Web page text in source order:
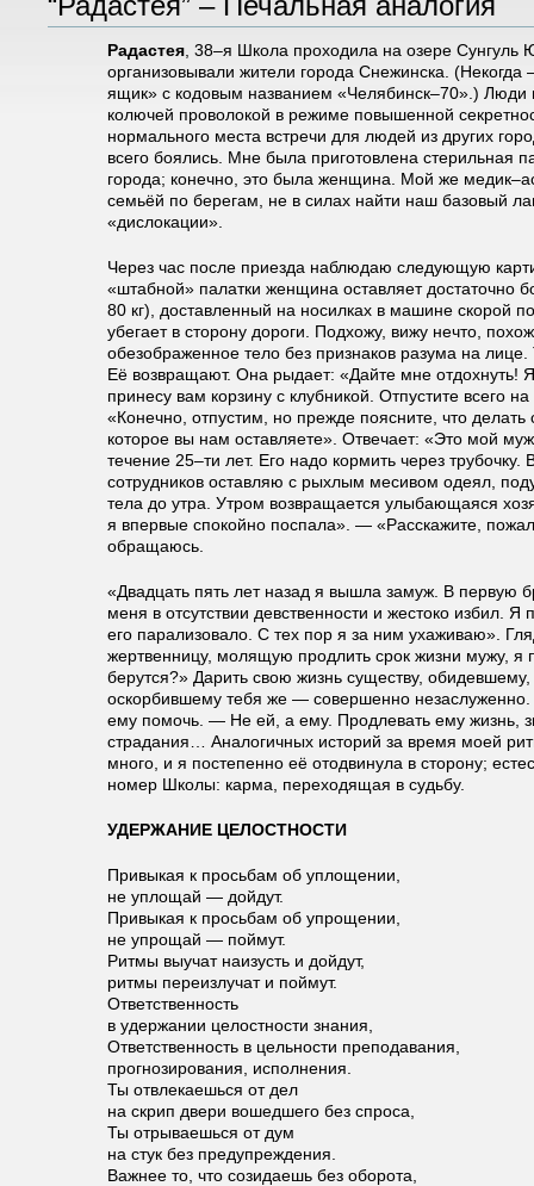
Радастея , 38–я Школа проходила на озере Сунгуль
организовывали жители города Снежинска.
ящик» с кодовым названием «Челябинск–70».) Люди
колючей проволокой в режиме повышенной
нормального места встречи для людей из других
всего боялись. Мне была приготовлена стерильная
города; конечно, это была женщина. Мой же
семьёй по берегам, не в силах найти наш базовый
«дислокации».
Через час после приезда наблюдаю следующую
«штабной» палатки женщина оставляет достаточно
80 кг), доставленный на носилках в машине скорой
убегает в сторону дороги. Подхожу, вижу нечто,
обезображенное тело без признаков разума на
Её возвращают. Она рыдает: «Дайте мне отдохнуть!
принесу вам корзину с клубникой. Отпустите всего
«Конечно, отпустим, но прежде поясните, что
которое вы нам оставляете». Отвечает: «Это мой
течение 25–ти лет. Его надо кормить через
сотрудников оставляю с рыхлым месивом одеял,
тела до утра. Утром возвращается улыбающаяся
я впервые спокойно поспала». — «Расскажите,
обращаюсь.
«Двадцать пять лет назад я вышла замуж. В первую
меня в отсутствии девственности и жестоко избил.
его парализовало. С тех пор я за ним ухаживаю».
жертвенницу, молящую продлить срок жизни мужу, я
берутся?» Дарить свою жизнь существу,
оскорбившему тебя же — совершенно
ему помочь. — Не ей, а ему. Продлевать ему жизнь,
страдания… Аналогичных историй за время моей
много, и я постепенно её отодвинула в сторону;
номер Школы: карма, переходящая в судьбу.
УДЕРЖАНИЕ ЦЕЛОСТНОСТИ
Привыкая к просьбам об уплощении,
не уплощай — дойдут.
Привыкая к просьбам об упрощении,
не упрощай — поймут.
Ритмы выучат наизусть и дойдут,
ритмы переизлучат и поймут.
Ответственность
в удержании целостности знания,
Ответственность в цельности преподавания,
прогнозирования, исполнения.
Ты отвлекаешься от дел
на скрип двери вошедшего без спроса,
Ты отрываешься от дум
на стук без предупреждения.
Важнее то, что созидаешь без оборота,